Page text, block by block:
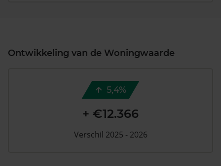
Ontwikkeling van de Woningwaarde
5,4%
+ €12.366
Verschil 2025 - 2026